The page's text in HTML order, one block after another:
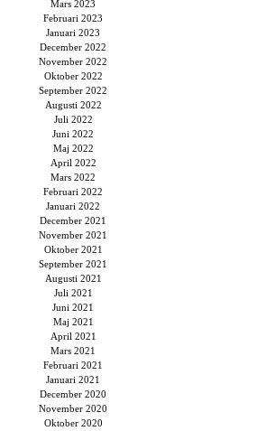
Mars 2023
Februari 2023
Januari 2023
December 2022
November 2022
Oktober 2022
September 2022
Augusti 2022
Juli 2022
Juni 2022
Maj 2022
April 2022
Mars 2022
Februari 2022
Januari 2022
December 2021
November 2021
Oktober 2021
September 2021
Augusti 2021
Juli 2021
Juni 2021
Maj 2021
April 2021
Mars 2021
Februari 2021
Januari 2021
December 2020
November 2020
Oktober 2020